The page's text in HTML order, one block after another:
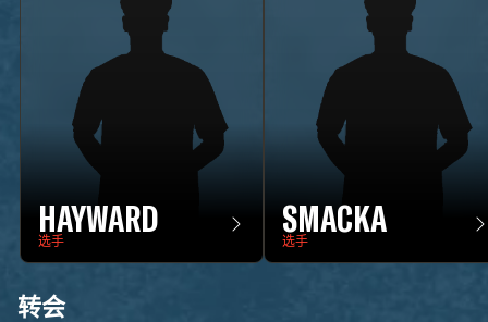
HAYWARD
选手
SMACKA
选手
转会